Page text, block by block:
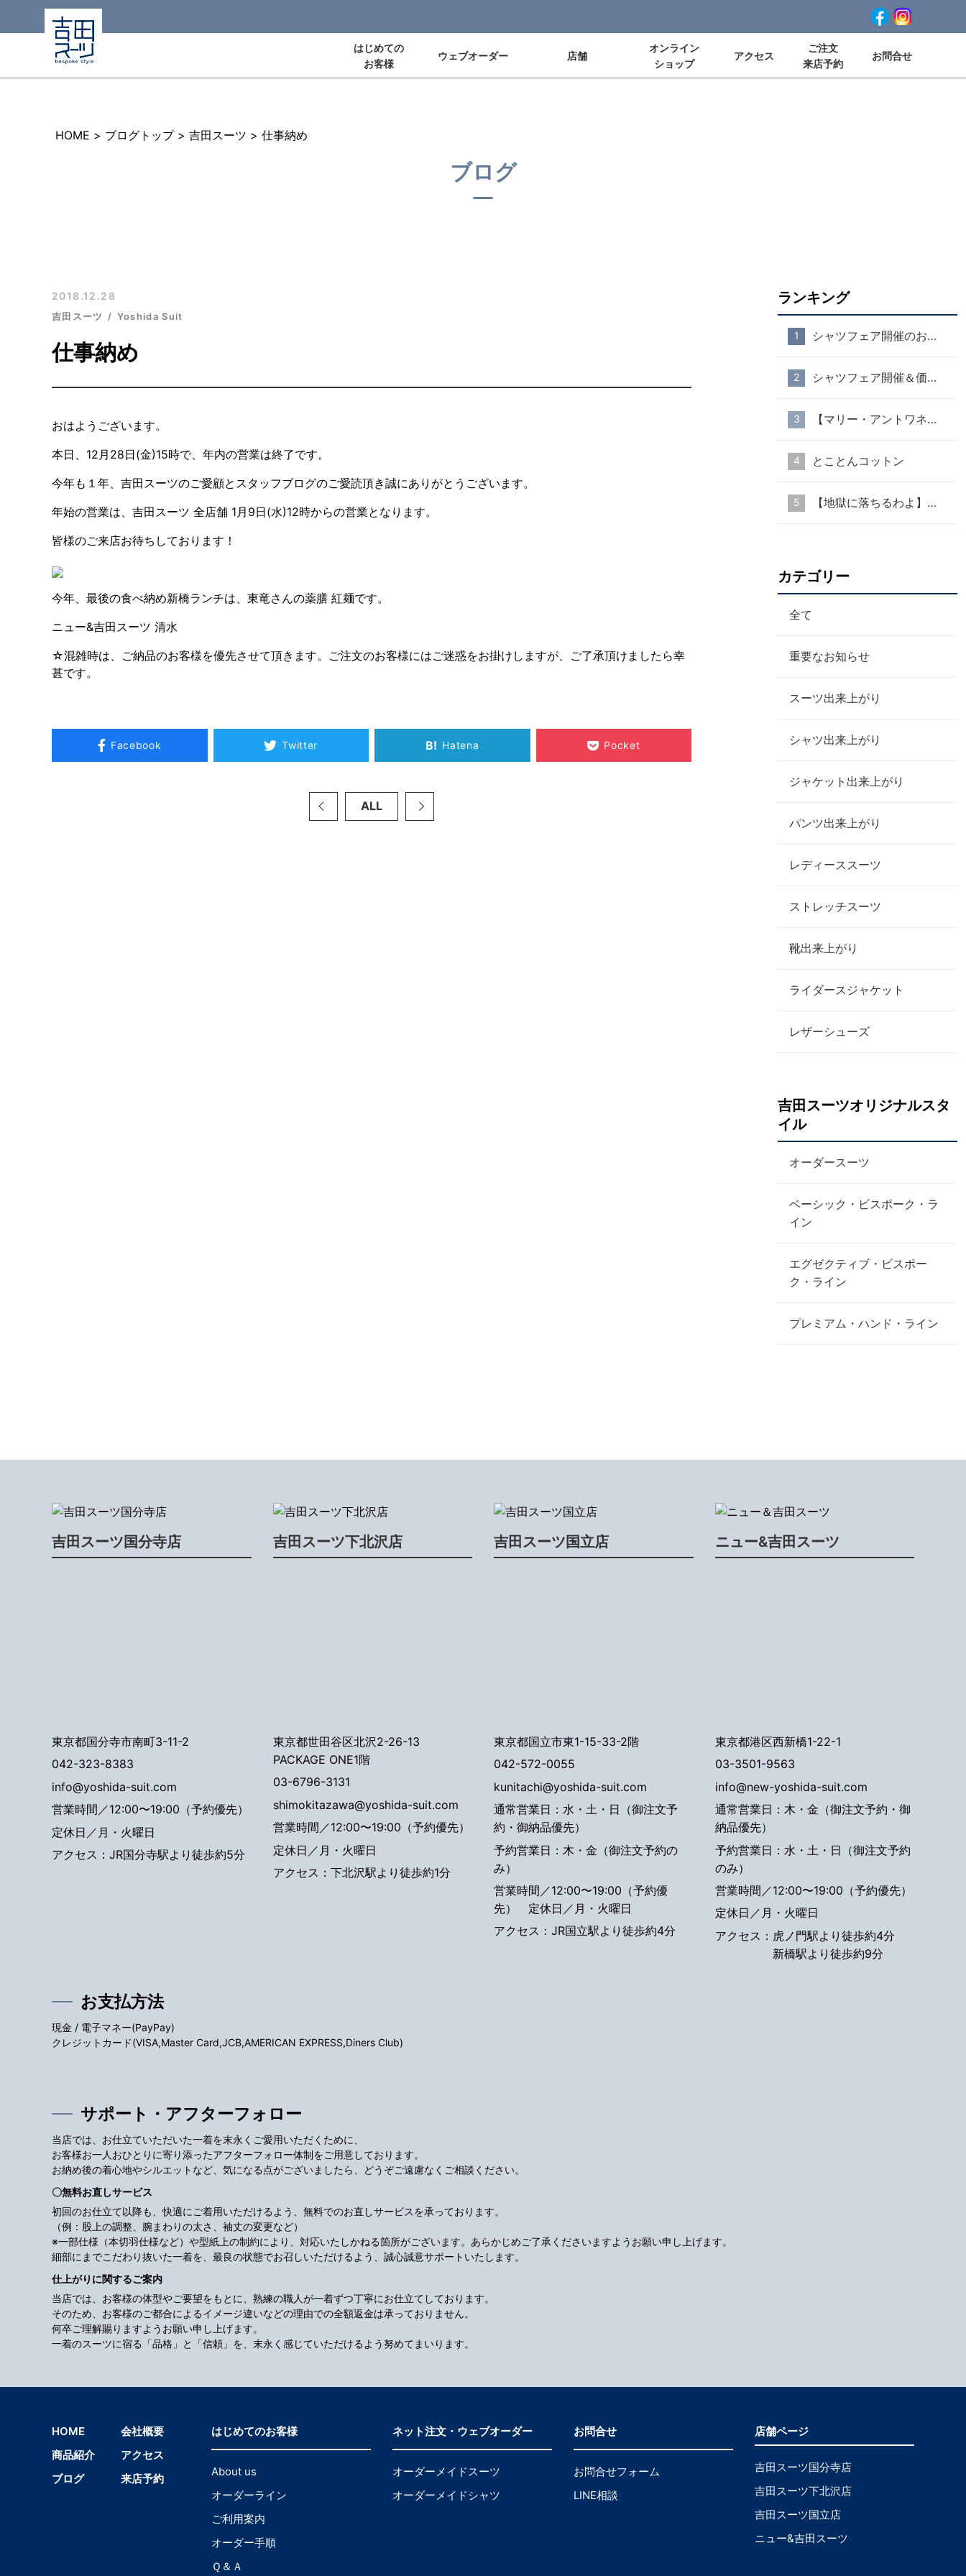
はじめての
お客様
ウェブオーダー 店舗
オンライン
ショップ
アクセス
ご注文
来店予約
お問合せ
HOME > ブログトップ > 吉田スーツ > 仕事納め
ブログ
2018.12.28
吉田スーツ Yoshida Suit
仕事納め
おはようございます。
本日、12月28日(金)15時で、年内の営業は終了です。
今年も１年、吉田スーツのご愛顧とスタッフブログのご愛読頂き誠にありがとうございます。
年始の営業は、吉田スーツ 全店舗 1月9日(水)12時からの営業となります。
皆様のご来店お待ちしております！
今年、最後の食べ納め新橋ランチは、東竜さんの薬膳 紅麺です。
ニュー&吉田スーツ 清水
☆混雑時は、ご納品のお客様を優先させて頂きます。ご注文のお客様にはご迷惑をお掛けしますが、ご了承頂けましたら幸
甚です。
Facebook Twitter B! Hatena Pocket
ALL
ランキング
シャツフェア開催のお知らせ
シャツフェア開催＆価格改定のお知らせ
【マリー・アントワネット・スタイル】part１
とことんコットン
【地獄に落ちるわよ】衣装協力のお知らせ
カテゴリー
全て
重要なお知らせ
スーツ出来上がり
シャツ出来上がり
ジャケット出来上がり
パンツ出来上がり
レディーススーツ
ストレッチスーツ
靴出来上がり
ライダースジャケット
レザーシューズ
吉田スーツオリジナルスタ
イル
オーダースーツ
ベーシック・ビスポーク・ラ
イン
エグゼクティブ・ビスポー
ク・ライン
プレミアム・ハンド・ライン
吉田スーツ国分寺店
東京都国分寺市南町3-11-2
042-323-8383
info@yoshida-suit.com
営業時間／12:00〜19:00（予約優先）
定休日／月・火曜日
アクセス：JR国分寺駅より徒歩約5分
吉田スーツ下北沢店
東京都世田谷区北沢2-26-13
PACKAGE ONE1階
03-6796-3131
shimokitazawa@yoshida-suit.com
営業時間／12:00〜19:00（予約優先）
定休日／月・火曜日
アクセス：下北沢駅より徒歩約1分
吉田スーツ国立店
東京都国立市東1-15-33-2階
042-572-0055
kunitachi@yoshida-suit.com
通常営業日：水・土・日（御注文予
約・御納品優先）
予約営業日：木・金（御注文予約の
み）
営業時間／12:00〜19:00（予約優
先） 定休日／月・火曜日
アクセス：JR国立駅より徒歩約4分
ニュー&吉田スーツ
東京都港区西新橋1-22-1
03-3501-9563
info@new-yoshida-suit.com
通常営業日：木・金（御注文予約・御
納品優先）
予約営業日：水・土・日（御注文予約
のみ）
営業時間／12:00〜19:00（予約優先）
定休日／月・火曜日
アクセス： 虎ノ門駅より徒歩約4分
新橋駅より徒歩約9分
お支払方法
現金 / 電子マネー(PayPay)
クレジットカード(VISA,Master Card,JCB,AMERICAN EXPRESS,Diners Club)
サポート・アフターフォロー
当店では、お仕立ていただいた一着を末永くご愛用いただくために、
お客様お一人おひとりに寄り添ったアフターフォロー体制をご用意しております。
お納め後の着心地やシルエットなど、気になる点がございましたら、どうぞご遠慮なくご相談ください。
〇無料お直しサービス
初回のお仕立て以降も、快適にご着用いただけるよう、無料でのお直しサービスを承っております。
（例：股上の調整、腕まわりの太さ、袖丈の変更など）
※一部仕様（本切羽仕様など）や型紙上の制約により、対応いたしかねる箇所がございます。あらかじめご了承くださいますようお願い申し上げます。
細部にまでこだわり抜いた一着を、最良の状態でお召しいただけるよう、誠心誠意サポートいたします。
仕上がりに関するご案内
当店では、お客様の体型やご要望をもとに、熟練の職人が一着ずつ丁寧にお仕立てしております。
そのため、お客様のご都合によるイメージ違いなどの理由での全額返金は承っておりません。
何卒ご理解賜りますようお願い申し上げます。
一着のスーツに宿る「品格」と「信頼」を、末永く感じていただけるよう努めてまいります。
HOME
商品紹介
ブログ
会社概要
アクセス
来店予約
はじめてのお客様
About us
オーダーライン
ご利用案内
オーダー手順
Ｑ＆Ａ
ネット注文・ウェブオーダー
オーダーメイドスーツ
オーダーメイドシャツ
お問合せ
お問合せフォーム
LINE相談
店舗ページ
吉田スーツ国分寺店
吉田スーツ下北沢店
吉田スーツ国立店
ニュー&吉田スーツ